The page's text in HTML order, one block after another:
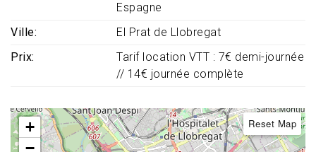
Espagne
Ville
El Prat de Llobregat
Prix
Tarif location VTT : 7€ demi-journée
// 14€ journée complète
+
−
Reset Map